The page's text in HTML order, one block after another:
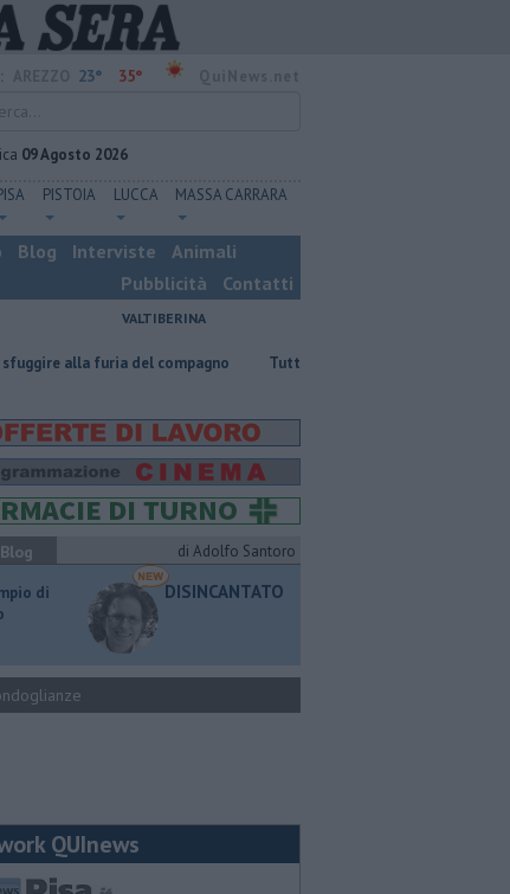
23° 35°
09 Agosto 2026
PISTOIA LUCCA MASSA CARRARA
Blog Interviste
Animali
Pubblicità
Contatti
VALTIBERINA
del compagno ​Tutte le offerte di lavoro in provincia di Arezzo
di Adolfo Santoro
di
DISINCANTATO
QUInews